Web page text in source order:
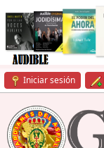
Iniciar sesión